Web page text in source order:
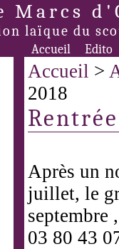
Marcs
laïque du
Accueil Edito
Accueil >
2018
Après un
juillet, le
septembre
03 80 43